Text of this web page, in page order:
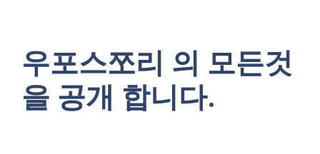
우포스쪼리 의 모든것
을 공개 합니다.